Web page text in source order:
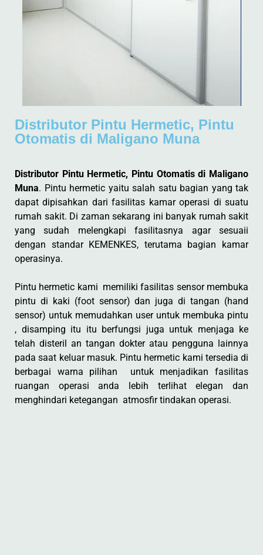
Distributor Pintu Hermetic, Pintu
Otomatis di Maligano Muna
Distributor Pintu Hermetic, Pintu Otomatis di Maligano
Muna. Pintu hermetic yaitu salah satu bagian yang tak
dapat dipisahkan dari fasilitas kamar operasi di suatu
rumah sakit. Di zaman sekarang ini banyak rumah sakit
yang sudah melengkapi fasilitasnya agar sesuaii
dengan standar KEMENKES, terutama bagian kamar
operasinya.
Pintu hermetic kami memiliki fasilitas sensor membuka
pintu di kaki (foot sensor) dan juga di tangan (hand
sensor) untuk memudahkan user untuk membuka pintu
, disamping itu itu berfungsi juga untuk menjaga ke
telah disteril an tangan dokter atau pengguna lainnya
pada saat keluar masuk. Pintu hermetic kami tersedia di
berbagai warna pilihan untuk menjadikan fasilitas
ruangan operasi anda lebih terlihat elegan dan
menghindari ketegangan atmosfir tindakan operasi.